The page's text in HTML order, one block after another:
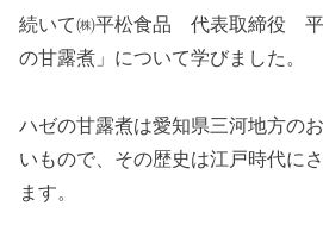
続いて㈱平松食品 代表取締役 平
の甘露煮」について学びました。
ハゼの甘露煮は愛知県三河地方の
いもので、その歴史は江戸時代に
ます。